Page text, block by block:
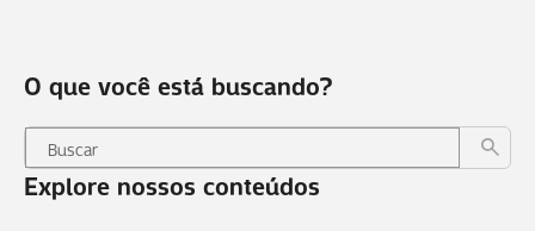
O que você está buscando?
Explore nossos conteúdos